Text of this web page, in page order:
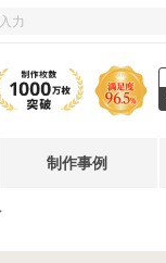
制作事例